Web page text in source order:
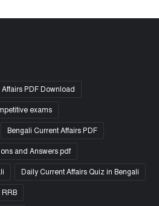
PDF Download
exams
Bengali Current Affairs PDF
and Answers pdf
Daily Current Affairs Quiz in Bengali